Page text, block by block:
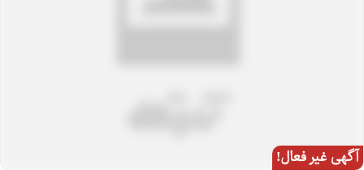
آگهی غیر فعال!